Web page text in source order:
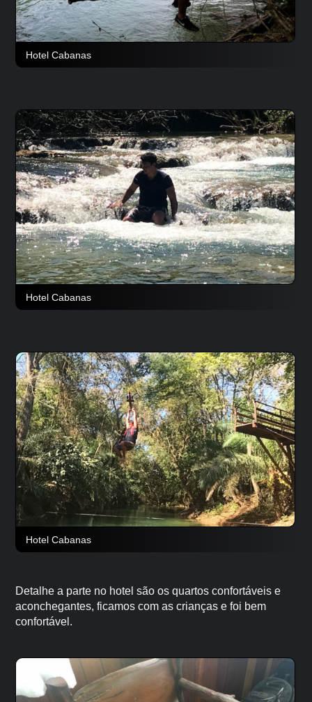
Hotel Cabanas
Hotel Cabanas
Hotel Cabanas
Detalhe a parte no hotel são os quartos confortáveis e
aconchegantes, ficamos com as crianças e foi bem
confortável.